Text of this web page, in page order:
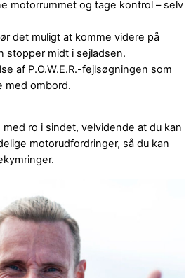
motorrummet og tage kontrol – selv
det muligt at komme videre på
stopper midt i sejladsen.
af P.O.W.E.R.-fejlsøgningen som
med ombord.
med ro i sindet, velvidende at du kan
motorudfordringer, så du kan